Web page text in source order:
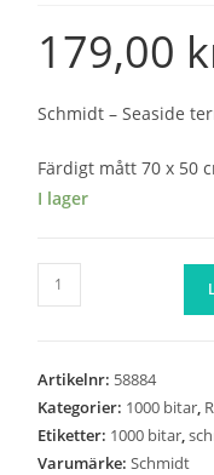
179,00
Schmidt – Seaside
Färdigt mått 70 x 50
I lager
Schmidt
-
-
1000
bitar
Artikelnr: 58884
Kategorier: 1000 bitar,
Etiketter: 1000 bitar,
Varumärke: Schmidt